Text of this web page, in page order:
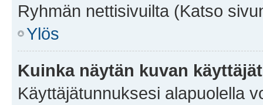
Ryhmän nettisivuilta (Katso
Ylös
Kuinka näytän kuvan
Käyttäjätunnuksesi alapuolella